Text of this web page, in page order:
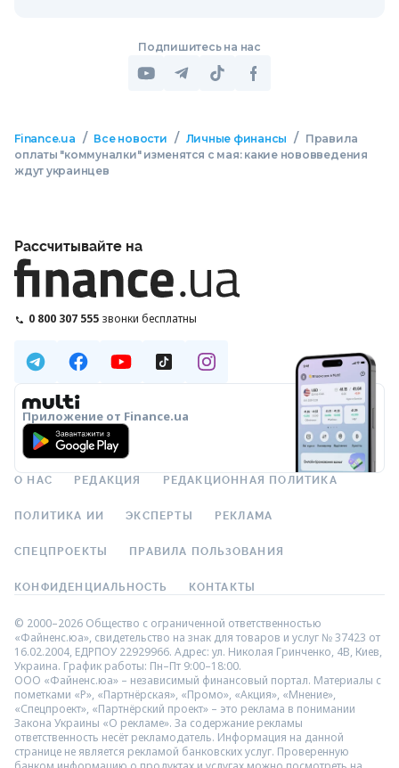
Подпишитесь на нас
Finance.ua / Все новости / Личные финансы /
Правила
оплаты "коммуналки" изменятся с мая: какие нововведения
ждут украинцев
Рассчитывайте на
0 800 307 555 звонки бесплатны
Приложение от Finance.ua
О НАС РЕДАКЦИЯ РЕДАКЦИОННАЯ ПОЛИТИКА
ПОЛИТИКА ИИ ЭКСПЕРТЫ РЕКЛАМА
СПЕЦПРОЕКТЫ ПРАВИЛА ПОЛЬЗОВАНИЯ
КОНФИДЕНЦИАЛЬНОСТЬ КОНТАКТЫ
© 2000–2026 Общество с ограниченной ответственностью
«Файненс.юа», свидетельство на знак для товаров и услуг № 37423 от
16.02.2004, ЕДРПОУ 22929966. Адрес: ул. Николая Гринченко, 4В, Киев,
Украина. График работы: Пн–Пт 9:00–18:00.
ООО «Файненс.юа» – независимый финансовый портал. Материалы с
пометками «Р», «Партнёрская», «Промо», «Акция», «Мнение»,
«Спецпроект», «Партнёрский проект» – это реклама в понимании
Закона Украины «О рекламе». За содержание рекламы
ответственность несёт рекламодатель. Информация на данной
странице не является рекламой банковских услуг. Проверенную